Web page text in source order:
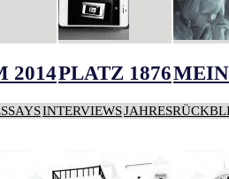
2014PLATZ 1876
INTERVIEWS